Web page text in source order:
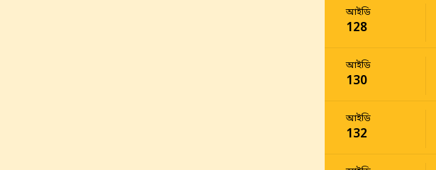
আইডি
128
আইডি
130
আইডি
132